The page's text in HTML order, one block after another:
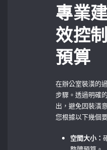
專業
效控
預算
在辦公室裝潢的
步驟。透過明確
出，避免因裝潢
您根據以下幾個
空間大小：